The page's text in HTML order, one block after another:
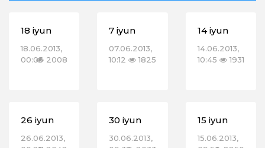
18 iyun
18.06.2013,
00:05 2008
7 iyun
07.06.2013,
10:12
1825
14 iyun
14.06.2013,
10:45
1931
26 iyun
26.06.2013,
30 iyun
30.06.2013,
15 iyun
15.06.2013,